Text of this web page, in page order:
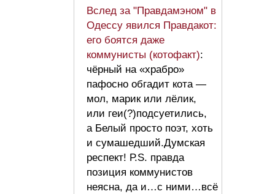
Вслед за "Правдамэном" в
Одессу явился Правдакот:
его боятся даже
коммунисты (котофакт):
чёрный на «храбро»
пафосно обгадит кота —
мол, марик или лёлик,
или геи(?)подсуетились,
а Белый просто поэт, хоть
и сумашедший.Думская
респект! Р.S. правда
позиция коммунистов
неясна, да и…с ними…всё